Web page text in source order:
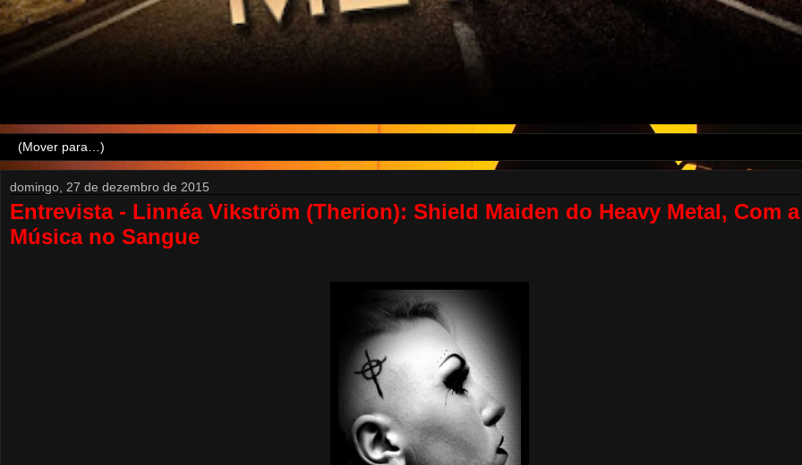
domingo, 27 de dezembro de 2015
Entrevista - Linnéa Vikström (Therion): Shield Maiden do Heavy Metal, Com a
Música no Sangue